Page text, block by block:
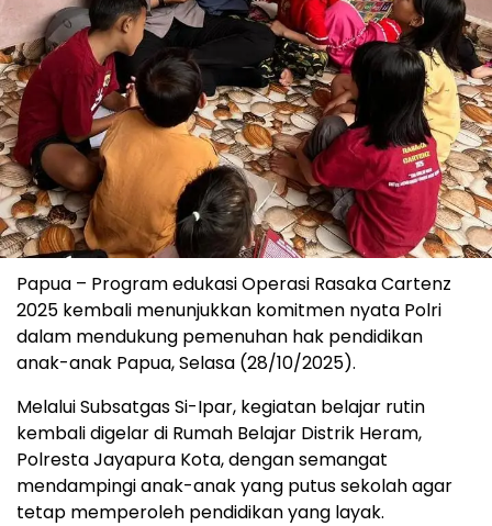
Papua – Program edukasi Operasi Rasaka Cartenz
2025 kembali menunjukkan komitmen nyata Polri
dalam mendukung pemenuhan hak pendidikan
anak-anak Papua, Selasa (28/10/2025).
Melalui Subsatgas Si-Ipar, kegiatan belajar rutin
kembali digelar di Rumah Belajar Distrik Heram,
Polresta Jayapura Kota, dengan semangat
mendampingi anak-anak yang putus sekolah agar
tetap memperoleh pendidikan yang layak.